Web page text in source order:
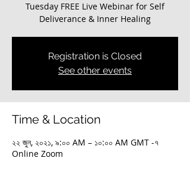
Tuesday FREE Live Webinar for Self
Deliverance & Inner Healing
Registration is Closed
See other events
Time & Location
২২ জুন, ২০২১, ৯:০০ AM – ১০:০০ AM GMT -৭
Online Zoom